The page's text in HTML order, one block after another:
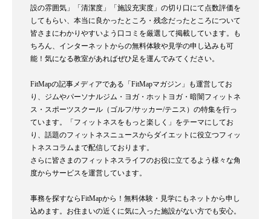
設の雰囲気」「清潔度」「施設充実度」の切り口にて点数評価を
してもらい、本当に良かったところ・残念だったところについて
皆さまにわかりやすいよう口コミを厳選して掲載しています。も
ちろん、インターネットからの無料体験や見学の申し込みも可
能！気になる教室があればぜひ足を運んでみてください。
FitMapの記事メディアである「FitMapマガジン」も運営してお
り、ジムやパーソナルジム・ヨガ・ホットヨガ・暗闇フィットネ
ス・スポーツスクール（ゴルフ/サッカー/テニス）の特集を行っ
ています。「フィットネスをもっと楽しく」をテーマにしてお
り、話題のフィットネスニュースからダイエットに役立つフィッ
トネスコラムまで配信しております。
さらに皆さまのフィットネスライフのお役に立てるよう様々な角
度からサービスを運営しています。
事務を探すならFitMapから！無料体験・見学にもネットから申し
込めます。お住まいの近くに気に入った施設がない方でも安心。